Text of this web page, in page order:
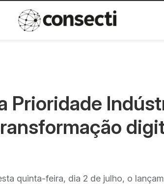
Política de
Prioridade
quinta-feira, dia 2 de julho, o